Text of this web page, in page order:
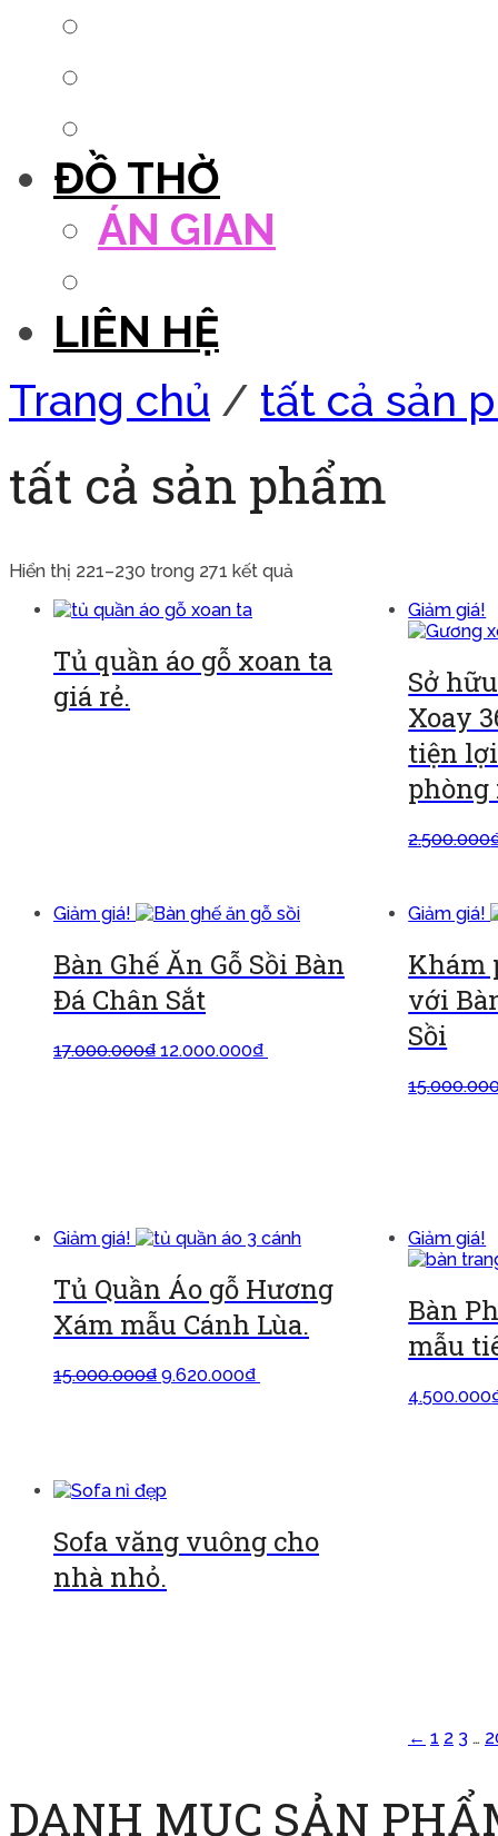
ĐỒ THỜ
ÁN GIAN
LIÊN HỆ
Trang chủ / tất cả sản
tất cả sản phẩm
Hiển thị 221–230 trong 271 kết quả
Tủ quần áo gỗ xoan ta
giá rẻ.
Giảm giá!
Sở
Xoay
tiện
phòng
2.500.000
Giảm giá!
Bàn Ghế Ăn Gỗ Sồi Bàn
Đá Chân Sắt
17.000.000₫ 12.000.000₫
Giảm giá!
Khám
với
Sồi
Giảm giá!
Tủ Quần Áo gỗ Hương
Xám mẫu Cánh Lùa.
15.000.000₫ 9.620.000₫
Giảm giá!
Bàn
mẫu
4.500.000
Sofa văng vuông cho
nhà nhỏ.
← 1 2 3 …
DANH MỤC SẢN